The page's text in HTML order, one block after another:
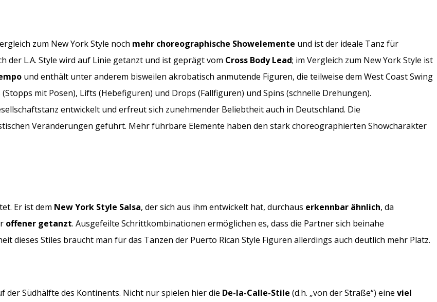
zum New York Style noch mehr choreographische Showelemente und ist der ideale Tanz für
der L.A. Style wird auf Linie getanzt und ist geprägt vom Cross Body Lead; im Vergleich zum New York Style ist
und enthält unter anderem bisweilen akrobatisch anmutende Figuren, die teilweise dem West Coast Swing
mit Posen), Lifts (Hebefiguren) und Drops (Fallfiguren) und Spins (schnelle Drehungen).
entwickelt und erfreut sich zunehmender Beliebtheit auch in Deutschland. Die
Veränderungen geführt. Mehr führbare Elemente haben den stark choreographierten Showcharakter
Er ist dem New York Style Salsa, der sich aus ihm entwickelt hat, durchaus erkennbar ähnlich, da
offener getanzt. Ausgefeilte Schrittkombinationen ermöglichen es, dass die Partner sich beinahe
dieses Stiles braucht man für das Tanzen der Puerto Rican Style Figuren allerdings auch deutlich mehr Platz.
der Südhälfte des Kontinents. Nicht nur spielen hier die De-la-Calle-Stile (d.h. „von der Straße“) eine viel